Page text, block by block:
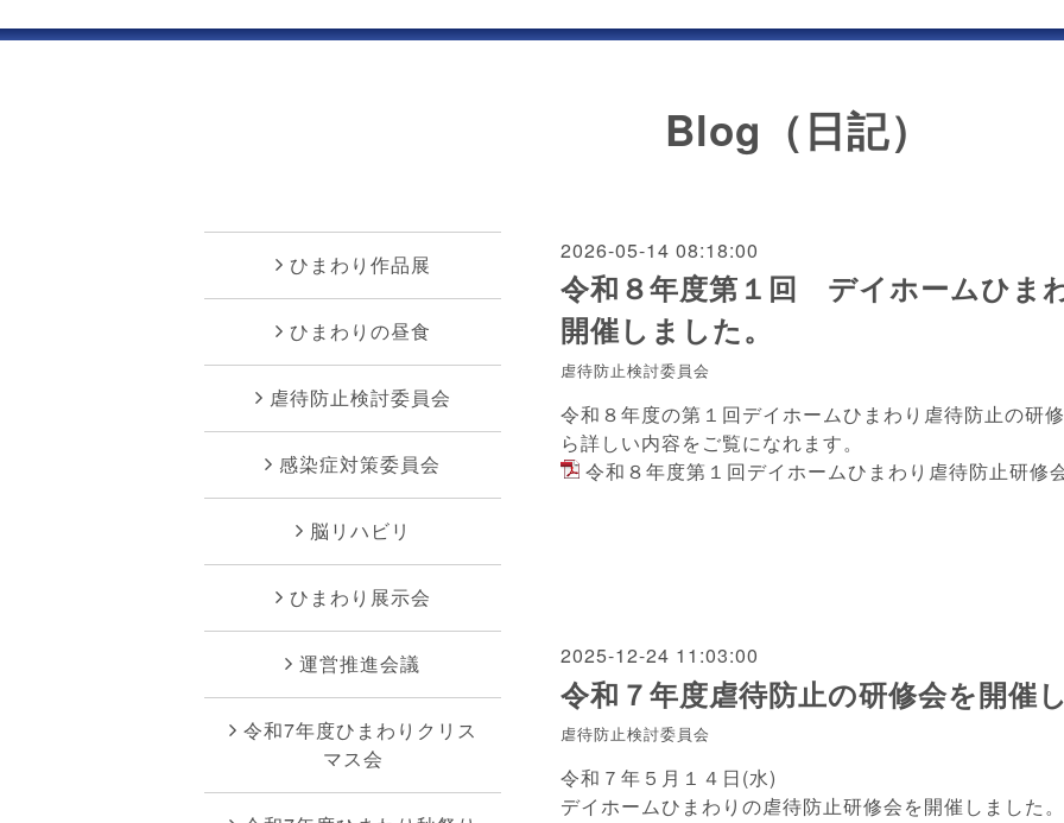
Blog（日記）
2026-05-14 08:18:00
令和８年度第１回 デイホームひま
開催しました。
虐待防止検討委員会
令和８年度の第１回デイホームひまわり虐待防止の研
ら詳しい内容をご覧になれます。
令和８年度第１回デイホームひまわり虐待防止研修
2025-12-24 11:03:00
令和７年度虐待防止の研修会を開催
虐待防止検討委員会
令和７年５月１４日(水)
デイホームひまわりの虐待防止研修会を開催しました。
ひまわり作品展
ひまわりの昼食
虐待防止検討委員会
感染症対策委員会
脳リハビリ
ひまわり展示会
運営推進会議
令和7年度ひまわりクリス
マス会